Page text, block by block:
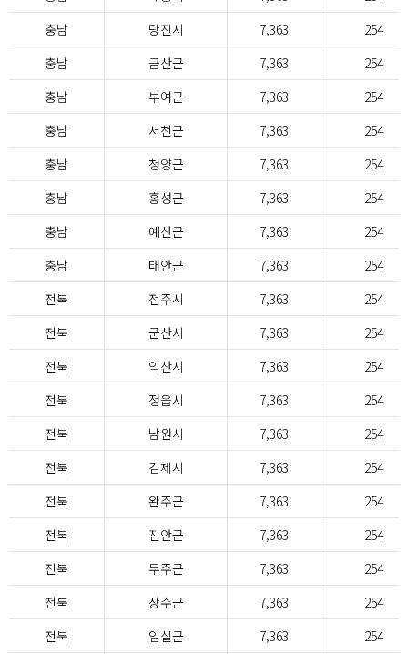
충남
당진시 7,363
254
충남
금산군 7,363
254
충남
부여군 7,363
254
충남
서천군 7,363
254
충남
청양군 7,363
254
충남
홍성군 7,363
254
충남
예산군 7,363
254
충남
태안군 7,363
254
전북
전주시 7,363
254
전북
군산시 7,363
254
전북
익산시 7,363
254
전북
정읍시 7,363
254
전북
남원시 7,363
254
전북
김제시 7,363
254
전북
완주군 7,363
254
전북
진안군 7,363
254
전북
무주군 7,363
254
전북
장수군 7,363
254
전북
임실군 7,363
254